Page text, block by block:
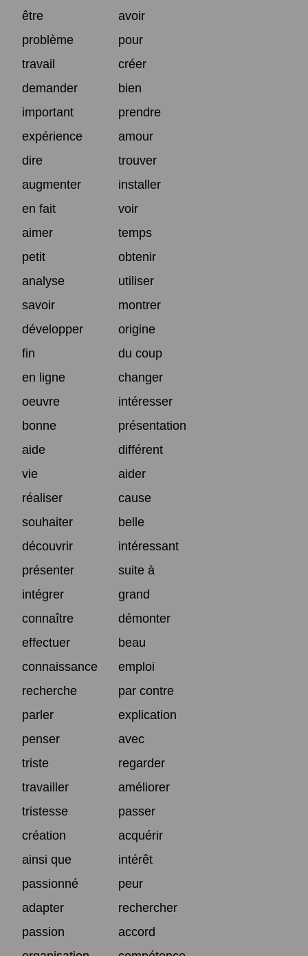
être
avoir
problème
pour
travail
créer
demander
bien
important
prendre
expérience
amour
dire
trouver
augmenter
installer
en fait
voir
aimer
temps
petit
obtenir
analyse
utiliser
savoir
montrer
développer
origine
fin
du coup
en ligne
changer
oeuvre
intéresser
bonne
présentation
aide
différent
vie
aider
réaliser
cause
souhaiter
belle
découvrir
intéressant
présenter
suite à
intégrer
grand
connaître
démonter
effectuer
beau
connaissance
emploi
recherche
par contre
parler
explication
penser
avec
triste
regarder
travailler
améliorer
tristesse
passer
création
acquérir
ainsi que
intérêt
passionné
peur
adapter
rechercher
passion
accord